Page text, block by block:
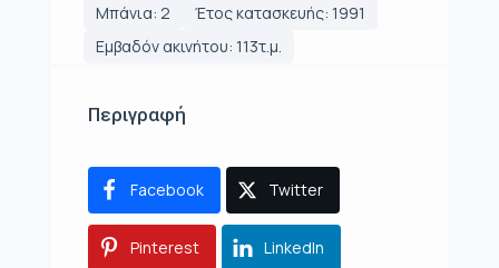
Μπάνια: 2
Έτος κατασκευής: 1991
Εμβαδόν ακινήτου: 113τ.μ.
Περιγραφή
Facebook Twitter
Pinterest LinkedIn